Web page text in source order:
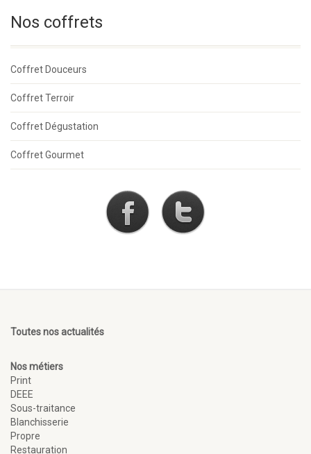
Nos coffrets
Coffret Douceurs
Coffret Terroir
Coffret Dégustation
Coffret Gourmet
Toutes nos actualités
Nos métiers
Print
DEEE
Sous-traitance
Blanchisserie
Propre
Restauration